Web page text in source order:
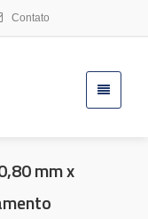
Contato
mm x